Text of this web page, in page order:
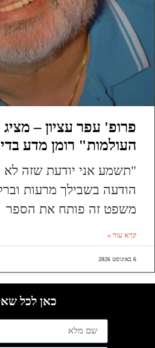
פרופ' עפר עציון –
העולמות" רומן מדע
"תשמע אני יודעת שזה לא
הודעה בשבילך מרעות
משפט זה פותח את הספר
קרא עוד »
6 באוגוסט 2026
כאן לכל